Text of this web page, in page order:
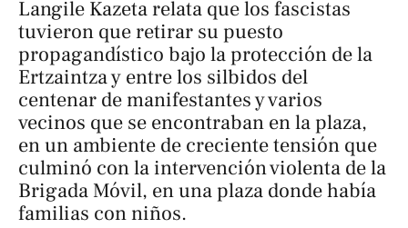
Langile Kazetarelata que los fascistas
tuvieron que retirar su puesto
propagandístico bajo la protección de la
Ertzaintza y entre los silbidos del
centenar de manifestantes y varios
vecinos que se encontraban en la plaza,
en un ambiente de creciente tensión que
culminó con la intervención violenta de la
Brigada Móvil, en una plaza donde había
familias con niños.